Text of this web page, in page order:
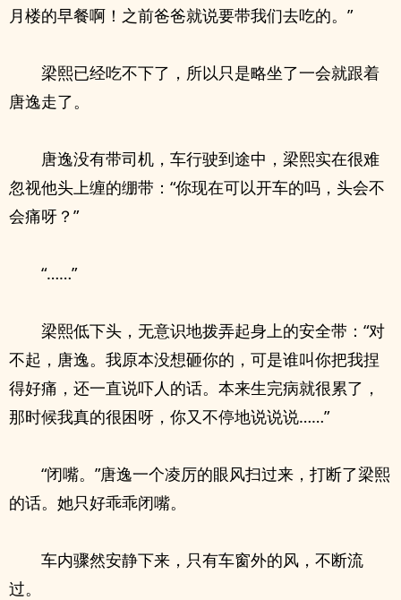
月楼的早餐啊！之前爸爸就说要带我们去吃的。”
梁熙已经吃不下了，所以只是略坐了一会就跟着
唐逸走了。
唐逸没有带司机，车行驶到途中，梁熙实在很难
忽视他头上缠的绷带：“你现在可以开车的吗，头会不
会痛呀？”
“……”
梁熙低下头，无意识地拨弄起身上的安全带：“对
不起，唐逸。我原本没想砸你的，可是谁叫你把我捏
得好痛，还一直说吓人的话。本来生完病就很累了，
那时候我真的很困呀，你又不停地说说说……”
“闭嘴。”唐逸一个凌厉的眼风扫过来，打断了梁熙
的话。她只好乖乖闭嘴。
车内骤然安静下来，只有车窗外的风，不断流
过。